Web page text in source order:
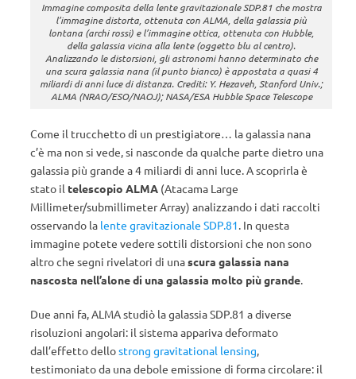
Immagine composita della lente gravitazionale SDP.81 che mostra
l’immagine distorta, ottenuta con ALMA, della galassia più
lontana (archi rossi) e l’immagine ottica, ottenuta con Hubble,
della galassia vicina alla lente (oggetto blu al centro).
Analizzando le distorsioni, gli astronomi hanno determinato che
una scura galassia nana (il punto bianco) è appostata a quasi 4
miliardi di anni luce di distanza. Crediti: Y. Hezaveh, Stanford Univ.;
ALMA (NRAO/ESO/NAOJ); NASA/ESA Hubble Space Telescope
Come il trucchetto di un prestigiatore… la galassia nana
c’è ma non si vede, si nasconde da qualche parte dietro una
galassia più grande a 4 miliardi di anni luce. A scoprirla è
stato il telescopio ALMA (Atacama Large
Millimeter/submillimeter Array) analizzando i dati raccolti
osservando la lente gravitazionale SDP.81. In questa
immagine potete vedere sottili distorsioni che non sono
altro che segni rivelatori di unascura galassia nana
nascosta nell’alone di una galassia molto più grande.
Due anni fa, ALMA studiò la galassia SDP.81 a diverse
risoluzioni angolari: il sistema appariva deformato
dall’effetto dellostrong gravitational lensing,
testimoniato da una debole emissione di forma circolare: il